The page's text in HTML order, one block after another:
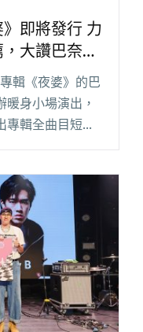
即將發行 力
大讚巴奈唱
輯《夜婆》的巴
身小場演出，
專輯全曲目短版
奈首張台語專
文人士撰文推
！"